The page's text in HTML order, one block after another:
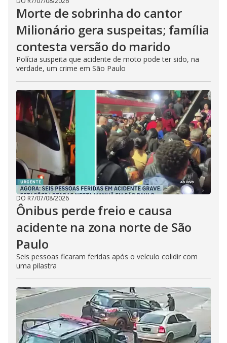
Morte de sobrinha do cantor
Milionário gera suspeitas; família
contesta versão do marido
Polícia suspeita que acidente de moto pode ter sido, na
verdade, um crime em São Paulo
DO R7/07/08/2026
Ônibus perde freio e causa
acidente na zona norte de São
Paulo
Seis pessoas ficaram feridas após o veículo colidir com
uma pilastra